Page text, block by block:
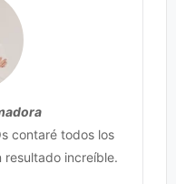
contaré todos los
increíble.